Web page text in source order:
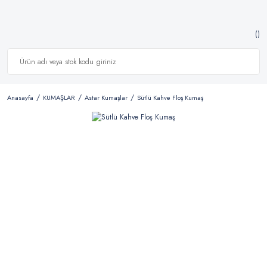
Anasayfa KUMAŞLAR Astar Kumaşlar Sütlü Kahve Floş Kumaş